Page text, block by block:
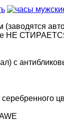
НЕ
c